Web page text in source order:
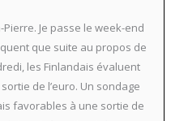
Je passe le week-end
que suite au propos de
les Finlandais évaluent
de l’euro. Un sondage
favorables à une sortie de